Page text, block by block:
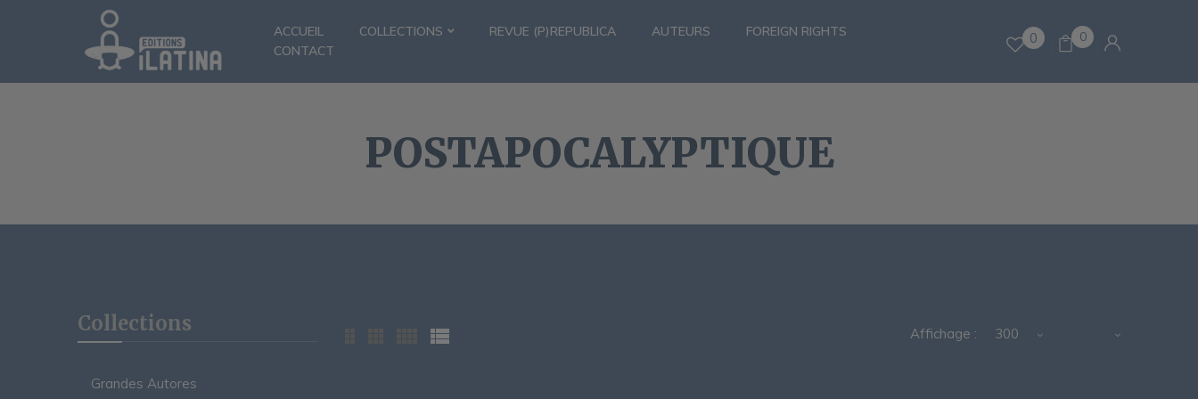
ACCUEIL COLLECTIONS REVUE (P)REPUBLICA AUTEURS
FOREIGN RIGHTS
CONTACT
0 0
POSTAPOCALYPTIQUE
Collections
Grandes Autores
Affichage : 300